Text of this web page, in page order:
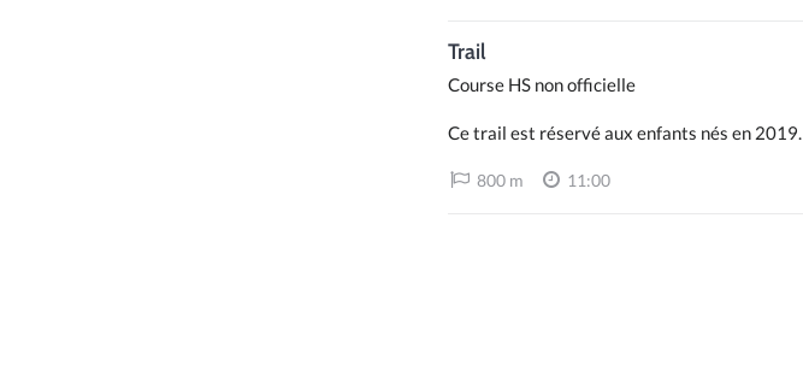
Trail
Course HS non officielle
Ce trail est réservé aux enfants nés en 2019.
800 m 11:00